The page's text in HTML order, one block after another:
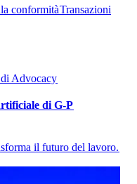
conformità​​Transazioni
Advocacy​​
di G-P​​
il futuro del lavoro.​​